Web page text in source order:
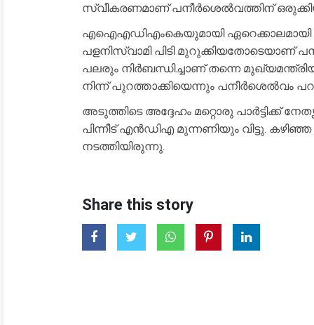
സ്വീകരണമാണ് പനീർശെൽവത്തിന്
എഐഎഡിഎംകെയുമായി ഏറെക്കാലമായി
പളനിസ്വാമി പിടി
പലരും നിർബന്ധിച്ചാണ് തന്നെ
നിന്ന് പുറത്താക്കിയെന്നും പനീർശെൽവം
അടുത്തിടെ അദ്ദേഹം മറ്റൊരു പാർട്ടിക്ക്
പിന്നീട് എൻഡിഎ മുന്നണിയും വിട്ടു.
നടത്തിയിരുന്നു.
Share this story